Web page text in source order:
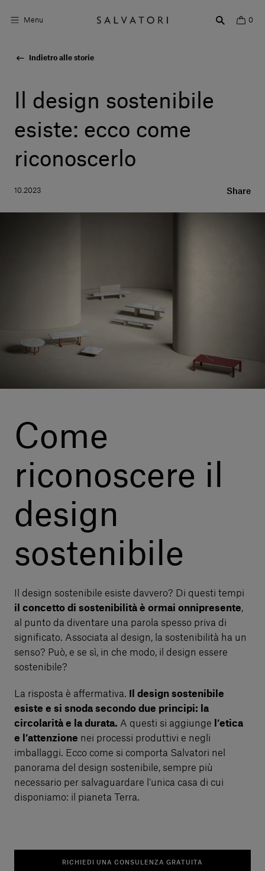
Menu 0
Arredo bagno
Indietro alle storie
Il design sostenibile
esiste: ecco come
riconoscerlo
10.2023 Share
Come
riconoscere il
design
sostenibile
Il design sostenibile esiste davvero? Di questi tempi
il concetto di sostenibilità è ormai onnipresente,
al punto da diventare una parola spesso priva di
significato. Associata al design, la sostenibilità ha un
senso? Può, e se sì, in che modo, il design essere
sostenibile?
La risposta è affermativa.
Il design sostenibile
esiste e si snoda secondo due principi: la
circolarità e la durata. A questi si aggiunge
l’etica
e l’attenzione nei processi produttivi e negli
imballaggi. Ecco come si comporta Salvatori nel
panorama del design sostenibile, sempre più
necessario per salvaguardare l’unica casa di cui
disponiamo: il pianeta Terra.
RICHIEDI UNA CONSULENZA GRATUITA